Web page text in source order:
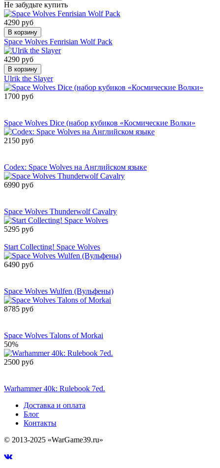
Не забудьте купить
4290 руб
В корзину
Space Wolves Fenrisian Wolf Pack
4290 руб
В корзину
Ulrik the Slayer
1700 руб
Space Wolves Dice (набор кубиков «Космические Волки»
2150 руб
Codex: Space Wolves на Английском языке
6990 руб
Space Wolves Thunderwolf Cavalry
5295 руб
Start Collecting! Space Wolves
6490 руб
Space Wolves Wulfen (Вульфены)
8785 руб
Space Wolves Talons of Morkai
50%
2500 руб
Warhammer 40k: Rulebook 7ed.
Доставка и оплата
Блог
Контакты
© 2013-2025 «WarGame39.ru»